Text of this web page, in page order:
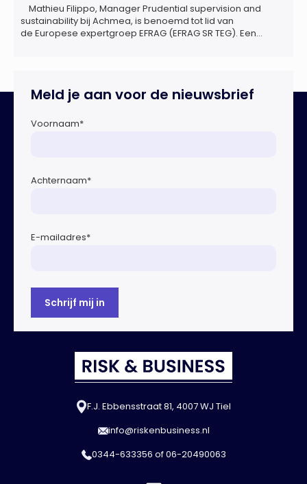
Mathieu Filippo, Manager Prudential supervision and
sustainability bij Achmea, is benoemd tot lid van
de Europese expertgroep EFRAG (EFRAG SR TEG). Een
Europese Commissie bij het ontwikkelen van […]
Meld je aan voor de nieuwsbrief
Voornaam*
Achternaam*
E-mailadres*
F.J. Ebbensstraat 81, 4007 WJ Tiel
info@riskenbusiness.nl
0344-633356 of06-20490063